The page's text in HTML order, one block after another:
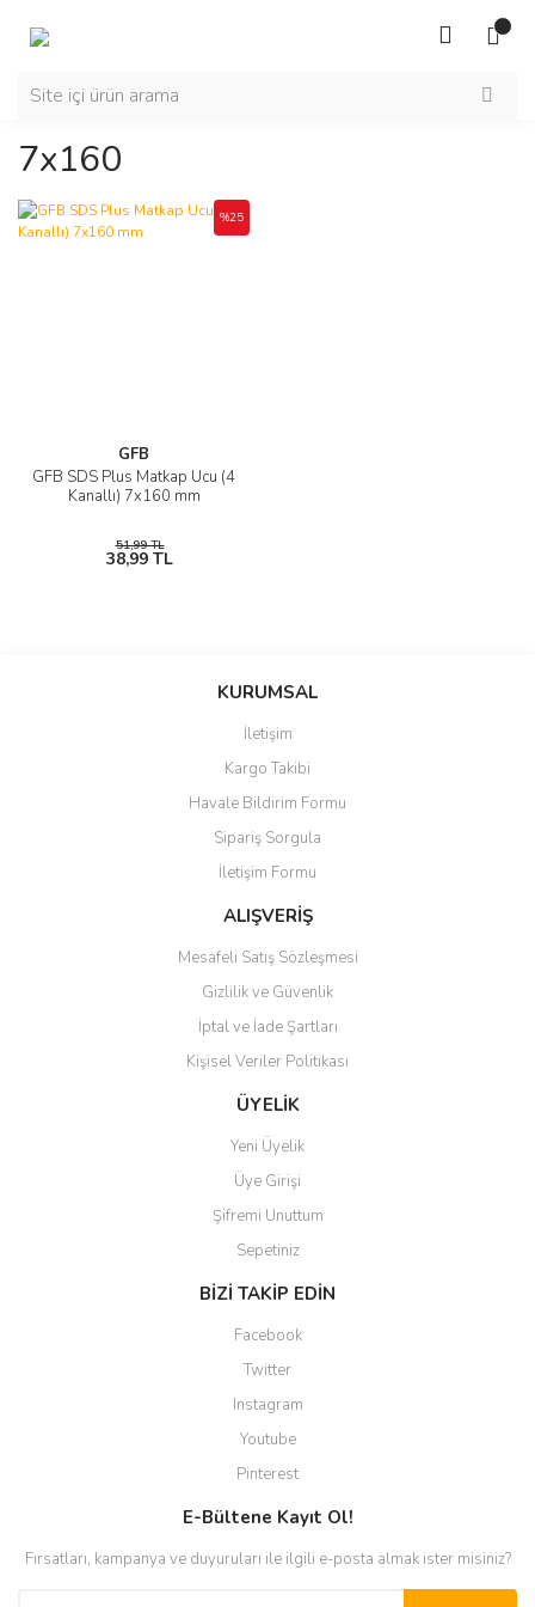
7x160
GFB
GFB SDS Plus Matkap Ucu (4
Kanallı) 7x160 mm
%25
51,99 TL
38,99 TL
KURUMSAL
İletişim
Kargo Takibi
Havale Bildirim Formu
Sipariş Sorgula
İletişim Formu
ALIŞVERİŞ
Mesafeli Satış Sözleşmesi
Gizlilik ve Güvenlik
İptal ve İade Şartları
Kişisel Veriler Politikası
ÜYELİK
Yeni Üyelik
Üye Girişi
Şifremi Unuttum
Sepetiniz
BİZİ TAKİP EDİN
Facebook
Twitter
Instagram
Youtube
Pinterest
E-Bültene Kayıt Ol!
Fırsatları, kampanya ve duyuruları ile ilgili e-posta almak ister misiniz?